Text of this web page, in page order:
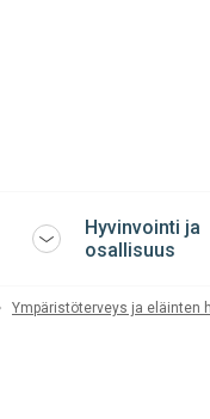
Avaa
sulje
Hyvinvointi ja
osallisuus
Ympäristöterveys ja eläinten